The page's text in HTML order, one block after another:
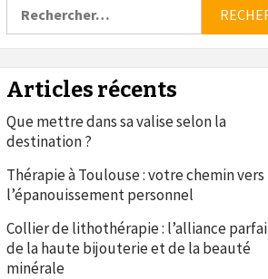
Articles récents
Que mettre dans sa valise selon la
destination ?
Thérapie à Toulouse : votre chemin vers
l’épanouissement personnel
Collier de lithothérapie : l’alliance
de la haute bijouterie et de la beauté
minérale